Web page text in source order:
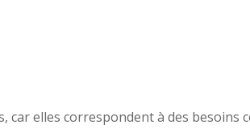
elles correspondent à des besoins